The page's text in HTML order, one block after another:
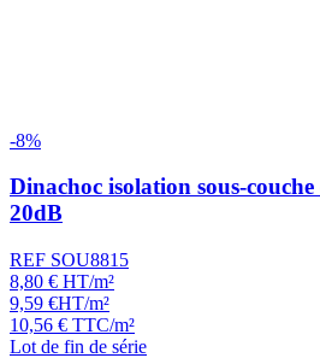
-8%
Dinachoc isolation sous-
20dB
REF SOU8815
8,80 € HT/m²
9,59 €HT/m²
10,56 € TTC/m²
Lot de fin de série